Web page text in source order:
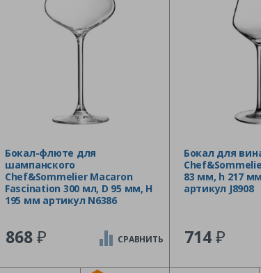
Бокал-флюте для
шампанского
Chef&Sommelier Macaron
Fascination 300 мл, D 95 мм, H
195 мм артикул N6386
868₽ СРАВНИТЬ
Бокал для
83 мм, h 217
артикул J8908
714₽